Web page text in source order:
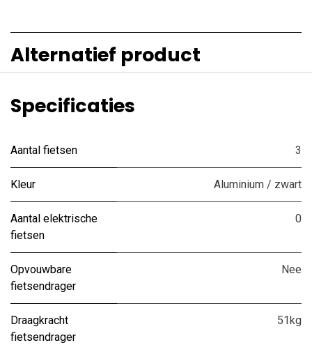
Alternatief product
Specificaties
Aantal fietsen 3
Kleur Aluminium / zwart
Aantal elektrische
fietsen
0
Opvouwbare
fietsendrager
Nee
Draagkracht
fietsendrager
51kg